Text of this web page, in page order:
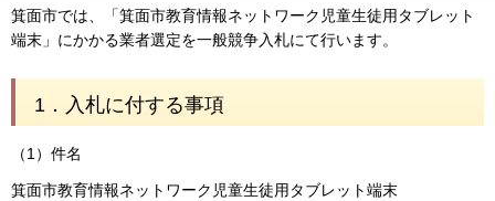
箕面市では、「箕面市教育情報ネットワーク児童生徒用タブレット
端末」にかかる業者選定を一般競争入札にて行います。
1．入札に付する事項
（1）件名
箕面市教育情報ネットワーク児童生徒用タブレット端末